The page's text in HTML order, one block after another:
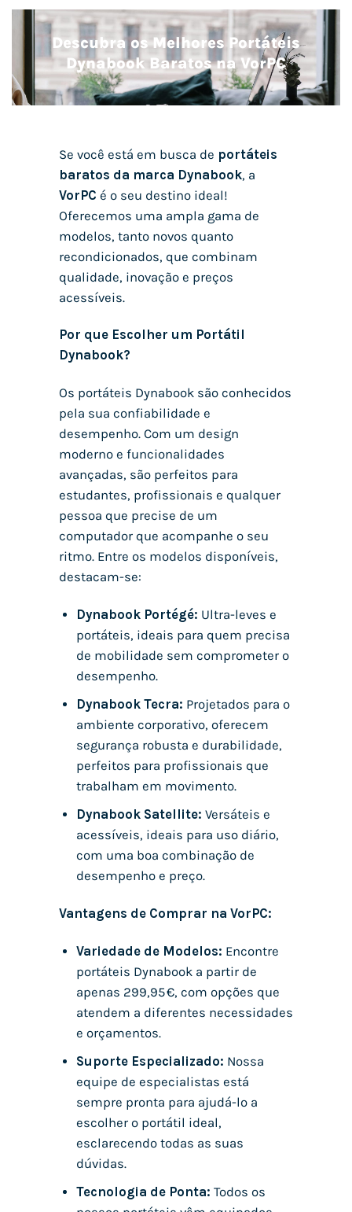
Descubra os Melhores Portáteis
Dynabook Baratos na VorPC
Se você está em busca de portáteis
baratos da marca Dynabook, a
VorPC é o seu destino ideal!
Oferecemos uma ampla gama de
modelos, tanto novos quanto
recondicionados, que combinam
qualidade, inovação e preços
acessíveis.
Por que Escolher um Portátil
Dynabook?
Os portáteis Dynabook são conhecidos
pela sua confiabilidade e
desempenho. Com um design
moderno e funcionalidades
avançadas, são perfeitos para
estudantes, profissionais e qualquer
pessoa que precise de um
computador que acompanhe o seu
ritmo. Entre os modelos disponíveis,
destacam-se:
Dynabook Portégé: Ultra-leves e
portáteis, ideais para quem precisa
de mobilidade sem comprometer o
desempenho.
Dynabook Tecra: Projetados para o
ambiente corporativo, oferecem
segurança robusta e durabilidade,
perfeitos para profissionais que
trabalham em movimento.
Dynabook Satellite: Versáteis e
acessíveis, ideais para uso diário,
com uma boa combinação de
desempenho e preço.
Vantagens de Comprar na VorPC:
Variedade de Modelos: Encontre
portáteis Dynabook a partir de
apenas 299,95 €, com opções que
atendem a diferentes necessidades
e orçamentos.
Suporte Especializado: Nossa
equipe de especialistas está
sempre pronta para ajudá-lo a
escolher o portátil ideal,
esclarecendo todas as suas
dúvidas.
Tecnologia de Ponta: Todos os